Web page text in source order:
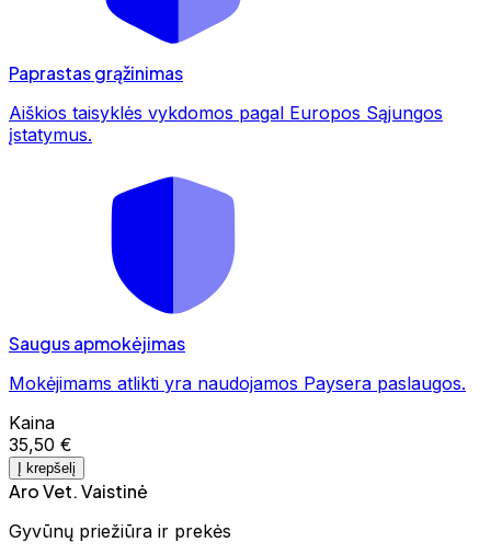
Paprastas grąžinimas
Aiškios taisyklės vykdomos pagal Europos Sąjungos
įstatymus.
Saugus apmokėjimas
Mokėjimams atlikti yra naudojamos Paysera paslaugos.
Kaina
35,50 €
Į krepšelį
Aro Vet. Vaistinė
Gyvūnų priežiūra ir prekės